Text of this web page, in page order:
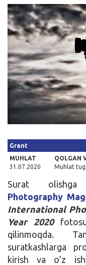
Qidirish
Kirish
Grant
MUHLAT
31.07.2020
QOLGAN
Muhlat
Surat
Photography
International
Year 2020
qilinmoqda.
suratkashlarga
kirish va o’z